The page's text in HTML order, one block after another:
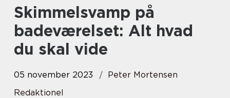
Skimmelsvamp på
badeværelset: Alt hvad
du skal vide
05 november 2023
Peter Mortensen
Redaktionel